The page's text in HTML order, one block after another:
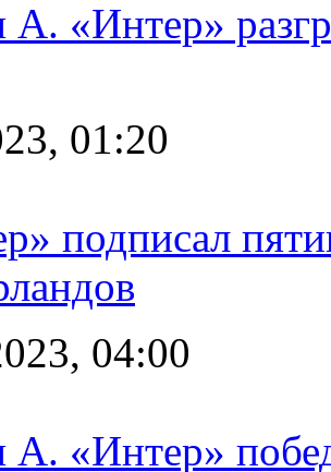
А. «Интер»
01:20
подписал
04:00
А. «Интер»